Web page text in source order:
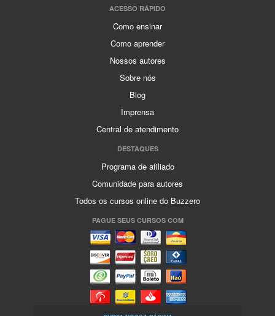
ACESSO RÁPIDO
Como ensinar
Como aprender
Nossos autores
Sobre nós
Blog
Imprensa
Central de atendimento
DESTAQUES
Programa de afiliado
Comunidade para autores
Todos os cursos online do Buzzero
PAGUE SEUS CURSOS COM